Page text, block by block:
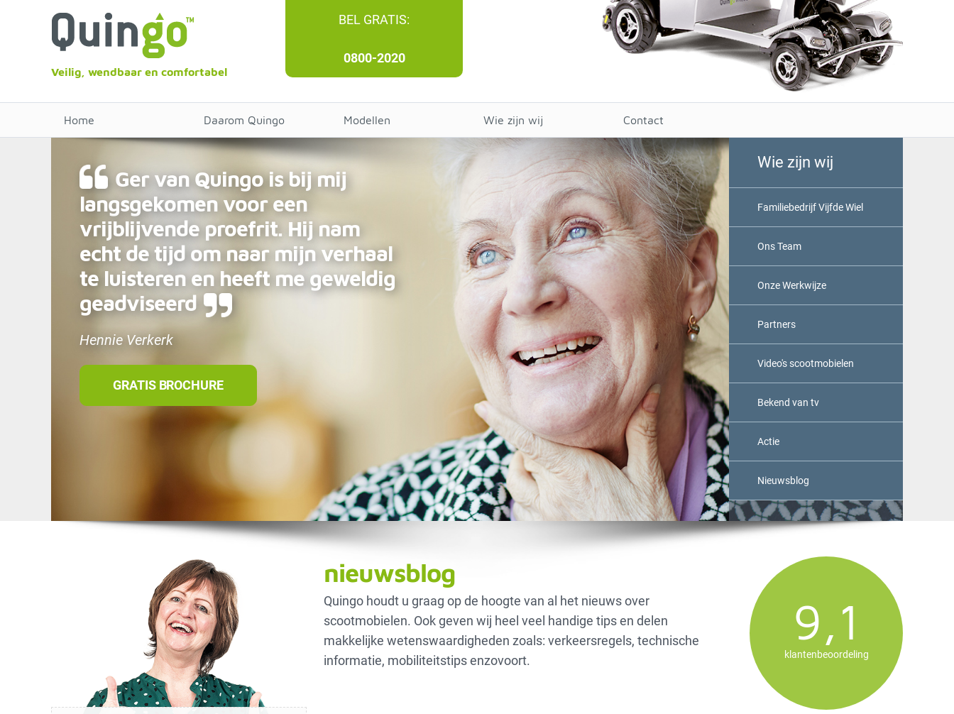
Veilig, wendbaar en comfortabel
BEL GRATIS:
0800-2020
Home Daarom Quingo Modellen Wie zijn wij Contact
Ger van Quingo is bij mij
langsgekomen voor een
vrijblijvende proefrit. Hij nam
echt de tijd om naar mijn verhaal
te luisteren en heeft me geweldig
geadviseerd
Hennie Verkerk
GRATIS BROCHURE
Wie zijn wij
Familiebedrijf Vijfde Wiel
Ons Team
Onze Werkwijze
Partners
Video's scootmobielen
Bekend van tv
Actie
Nieuwsblog
nieuwsblog
Quingo houdt u graag op de hoogte van al het nieuws over
scootmobielen. Ook geven wij heel veel handige tips en delen
makkelijke wetenswaardigheden zoals: verkeersregels, technische
informatie, mobiliteitstips enzovoort.
9,1
klantenbeoordeling